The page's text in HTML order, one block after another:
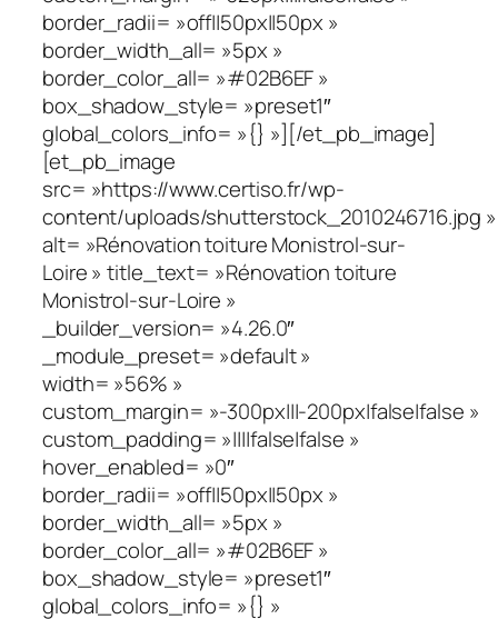
border_radii= »off||50px||50px »
border_width_all= »5px »
border_color_all= »#02B6EF »
box_shadow_style= »preset1″
global_colors_info= »{} »][/et_pb_image]
[et_pb_image
src= »https://www.certiso.fr/wp-
content/uploads/shutterstock_2010246716.jpg »
alt= »Rénovation toiture Monistrol-sur-
Loire » title_text= »Rénovation toiture
Monistrol-sur-Loire »
_builder_version= »4.26.0″
_module_preset= »default »
width= »56% »
custom_margin= »-300px|||-200px|false|false »
custom_padding= »||||false|false »
hover_enabled= »0″
border_radii= »off||50px||50px »
border_width_all= »5px »
border_color_all= »#02B6EF »
box_shadow_style= »preset1″
global_colors_info= »{} »